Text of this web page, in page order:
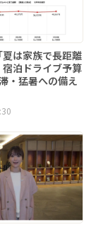
は家族で長距離
泊ドライブ予算
・猛暑への備え